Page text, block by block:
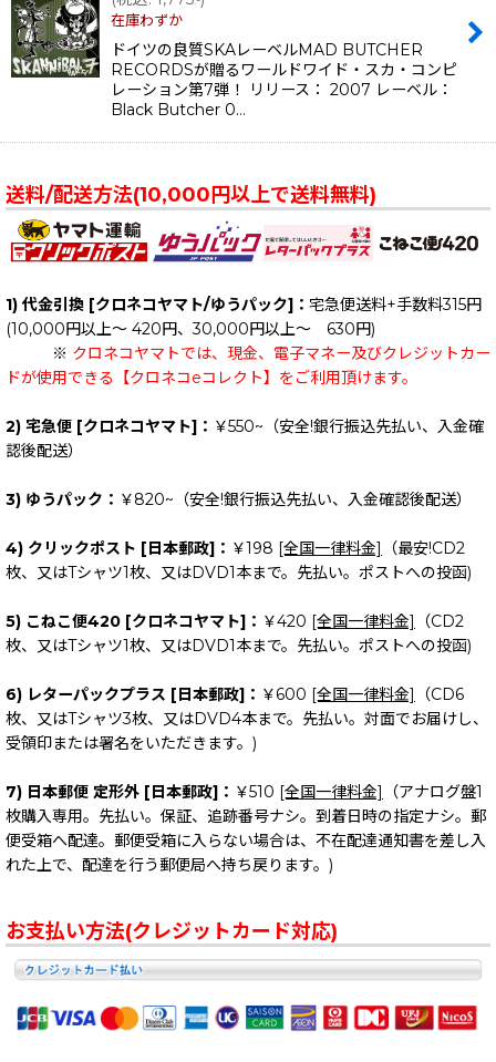
在庫わずか
ドイツの良質SKAレーベルMAD BUTCHER
RECORDSが贈るワールドワイド・スカ・コンピ
レーション第7弾！ リリース： 2007 レーベル：
Black Butcher 0…
送料/配送方法(10,000円以上で送料無料)
1) 代金引換 [クロネコヤマト/ゆうパック]： 宅急便送料+手数料315円
(10,000円以上～ 420円、30,000円以上～ 630円)
※ クロネコヤマトでは、現金、電子マネー及びクレジットカー
ドが使用できる【クロネコeコレクト】をご利用頂けます。
2) 宅急便 [クロネコヤマト]： ￥550~（安全!銀行振込先払い、入金確
認後配送）
3) ゆうパック： ￥820~（安全!銀行振込先払い、入金確認後配送）
4) クリックポスト [日本郵政]： ￥198 [全国一律料金]
（最安!CD2
枚、又はTシャツ1枚、又はDVD1本まで。先払い。ポストへの投函)
5) こねこ便420 [クロネコヤマト]： ￥420 [全国一律料金]
（CD2
枚、又はTシャツ1枚、又はDVD1本まで。先払い。ポストへの投函)
6) レターパックプラス [日本郵政]： ￥600 [全国一律料金]
（CD6
枚、又はTシャツ3枚、又はDVD4本まで。先払い。対面でお届けし、
受領印または署名をいただきます。)
7) 日本郵便 定形外 [日本郵政]： ￥510 [全国一律料金]
（アナログ盤1
枚購入専用。先払い。保証、追跡番号ナシ。到着日時の指定ナシ。郵
便受箱へ配達。郵便受箱に入らない場合は、不在配達通知書を差し入
れた上で、配達を行う郵便局へ持ち戻ります。)
お支払い方法(クレジットカード対応)